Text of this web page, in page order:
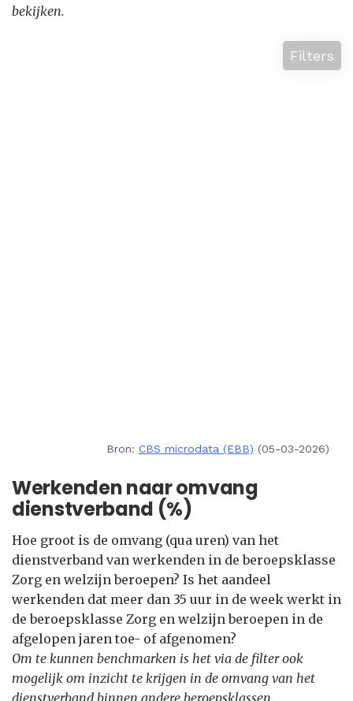
bekijken.
Filters
Bron: CBS microdata (EBB) (05-03-2026)
Werkenden naar omvang
dienstverband (%)
Hoe groot is de omvang (qua uren) van het
dienstverband van werkenden in de beroepsklasse
Zorg en welzijn beroepen? Is het aandeel
werkenden dat meer dan 35 uur in de week werkt in
de beroepsklasse Zorg en welzijn beroepen in de
afgelopen jaren toe- of afgenomen?
Om te kunnen benchmarken is het via de filter ook
mogelijk om inzicht te krijgen in de omvang van het
dienstverband binnen andere beroepsklassen.